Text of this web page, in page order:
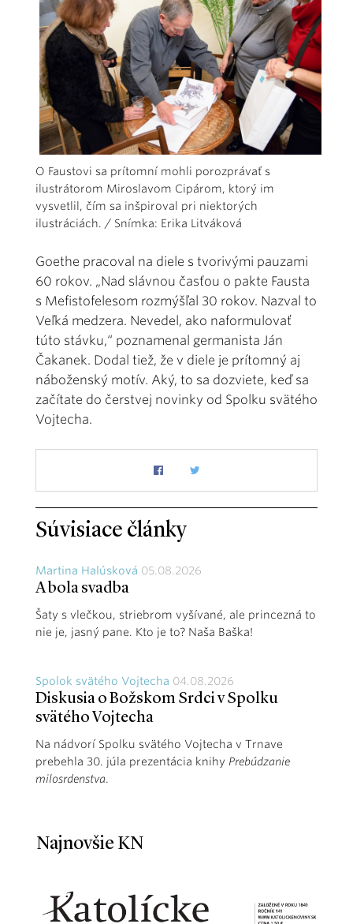
O Faustovi sa prítomní mohli porozprávať s
ilustrátorom Miroslavom Cipárom, ktorý im
vysvetlil, čím sa inšpiroval pri niektorých
ilustráciách. / Snímka: Erika Litváková
Goethe pracoval na diele s tvorivými pauzami
60 rokov. „Nad slávnou časťou o pakte Fausta
s Mefistofelesom rozmýšľal 30 rokov. Nazval to
Veľká medzera. Nevedel, ako naformulovať
túto stávku,“ poznamenal germanista Ján
Čakanek. Dodal tiež, že v diele je prítomný aj
náboženský motív. Aký, to sa dozviete, keď sa
začítate do čerstvej novinky od Spolku svätého
Vojtecha.
Súvisiace články
Martina Halúsková 05.08.2026
A bola svadba
Šaty s vlečkou, striebrom vyšívané, ale princezná to
nie je, jasný pane. Kto je to? Naša Baška!
Spolok svätého Vojtecha 04.08.2026
Diskusia o Božskom Srdci v Spolku
svätého Vojtecha
Na nádvorí Spolku svätého Vojtecha v Trnave
prebehla 30. júla prezentácia knihy Prebúdzanie
milosrdenstva.
Najnovšie KN